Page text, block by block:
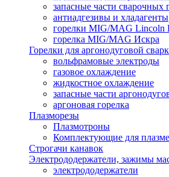
запасные части
антиадгезивы и хладагенты
горелки MIG/MAG Lincoln
горелка MIG/MAG Искра
Горелки для аргонодуговой
вольфрамовые электроды
газовое охлаждение
жидкостное охлаждение
запасные части
аргоновая горелка
Плазморезы
Плазмотроны
Комплектующие для
Строгачи канавок
Электрододержатели, зажимы
электрододержатели